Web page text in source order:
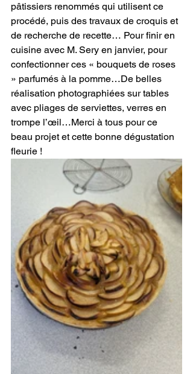
pâtissiers renommés qui utilisent ce
procédé, puis des travaux de croquis et
de recherche de recette… Pour finir en
cuisine avec M. Sery en janvier, pour
confectionner ces « bouquets de roses
» parfumés à la pomme…De belles
réalisation photographiées sur tables
avec pliages de serviettes, verres en
trompe l’œil…Merci à tous pour ce
beau projet et cette bonne dégustation
fleurie !